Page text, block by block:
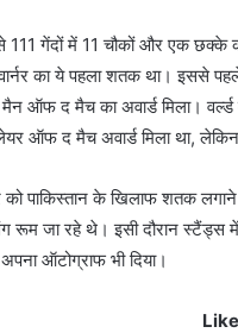
111 गेंदों में 11 चौकों और एक छक्के
का ये पहला शतक था। इससे
ऑफ द मैच का अवार्ड मिला।
ऑफ द मैच अवार्ड मिला था, लेकिन
को पाकिस्तान के खिलाफ शतक
रूम जा रहे थे। इसी दौरान स्टैंड्स
ऑटोग्राफ भी दिया।